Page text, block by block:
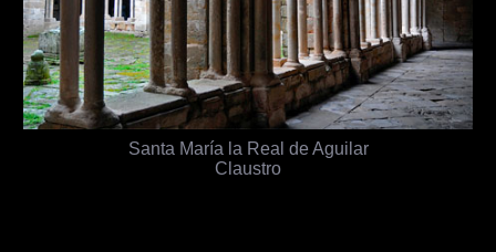
Santa María la Real de Aguilar
Claustro